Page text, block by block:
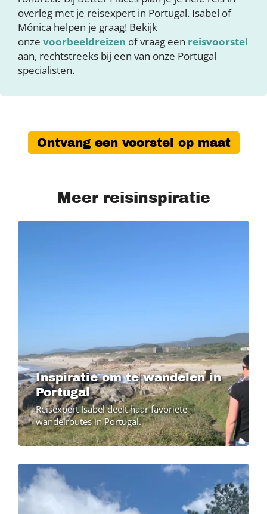
overleg met je reisexpert in Portugal. Isabel of
Mónica helpen je graag! Bekijk
onze voorbeeldreizen of vraag een reisvoorstel
aan, rechtstreeks bij een van onze Portugal
specialisten.
Ontvang een voorstel op maat
Meer reisinspiratie
Inspiratie om te wandelen in
Portugal
Reisexpert Isabel deelt haar favoriete
wandelroutes in Portugal.